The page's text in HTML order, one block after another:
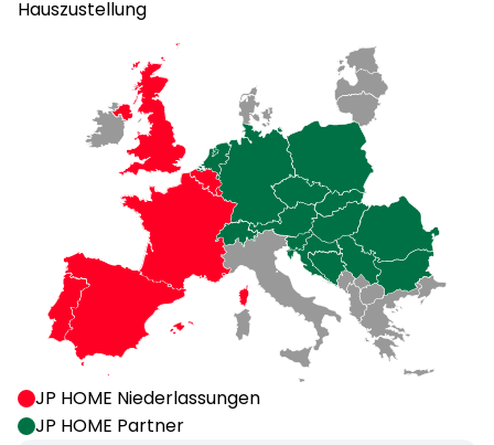
Hauszustellung
JP HOME Niederlassungen
JP HOME Partner